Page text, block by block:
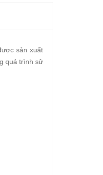
sản xuất
quá trình sử